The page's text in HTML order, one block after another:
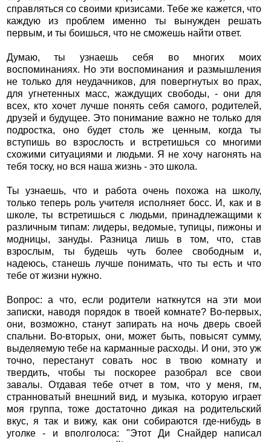
справляться со своими кризисами. Тебе же кажется, что
каждую из проблем именно ты вынужден решать
первым, и ты боишься, что не сможешь найти ответ.
Думаю, ты узнаешь себя во многих моих
воспоминаниях. Но эти воспоминания и размышления
не только для неудачников, для повергнутых во прах,
для угнетенных масс, жаждущих свободы, - они для
всех, кто хочет лучше понять себя самого, родителей,
друзей и будущее. Это понимание важно не только для
подростка, оно будет столь же ценным, когда ты
вступишь во взрослость и встретишься со многими
схожими ситуациями и людьми. Я не хочу нагонять на
тебя тоску, но вся наша жизнь - это школа.
Ты узнаешь, что и работа очень похожа на школу,
только теперь роль учителя исполняет босс. И, как и в
школе, ты встретишься с людьми, принадлежащими к
различным типам: лидеры, ведомые, тупицы, пижоны и
модницы, зануды. Разница лишь в том, что, став
взрослым, ты будешь чуть более свободным и,
надеюсь, станешь лучше понимать, что ты есть и что
тебе от жизни нужно.
Вопрос: а что, если родители наткнутся на эти мои
записки, наводя порядок в твоей комнате? Во-первых,
они, возможно, станут запирать на ночь дверь своей
спальни. Во-вторых, они, может быть, повысят сумму,
выделяемую тебе на карманные расходы. И они, это уж
точно, перестанут совать нос в твою комнату и
твердить, чтобы ты поскорее разобрал все свои
завалы. Отдавая тебе отчет в том, что у меня, гм,
странноватый внешний вид, и музыка, которую играет
моя группа, тоже достаточно дикая на родительский
вкус, я так и вижу, как они собираются где-нибудь в
уголке - и вполголоса: "Этот Ди Снайдер написал